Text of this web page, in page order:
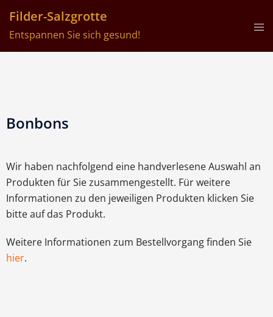
Filder-Salzgrotte
Entspannen Sie sich gesund!
Bonbons
Wir haben nachfolgend eine handverlesene Auswahl an
Produkten für Sie zusammengestellt. Für weitere
Informationen zu den jeweiligen Produkten klicken Sie
bitte auf das Produkt.
Weitere Informationen zum Bestellvorgang finden Sie
hier.